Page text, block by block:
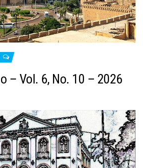
– Vol. 6, No. 10 – 2026